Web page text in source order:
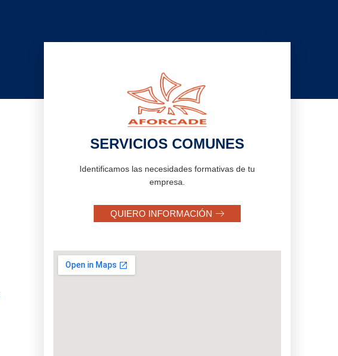
SERVICIOS COMUNES
Identificamos las necesidades formativas de tu
empresa.
QUIERO INFORMACIÓN